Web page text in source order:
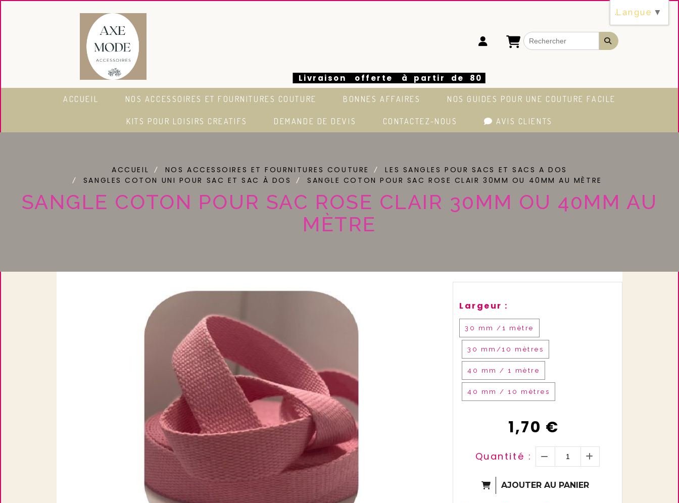
Livraison offerte à partir de 80
euros en France
ACCUEIL NOS ACCESSOIRES ET FOURNITURES COUTURE BONNES AFFAIRES NOS GUIDES POUR UNE COUTURE FACILE
KITS POUR LOISIRS CREATIFS DEMANDE DE DEVIS CONTACTEZ-NOUS AVIS CLIENTS
ACCUEIL NOS ACCESSOIRES ET FOURNITURES COUTURE
LES SANGLES POUR SACS ET SACS A DOS
SANGLES COTON UNI POUR SAC ET SAC À DOS
SANGLE COTON POUR SAC ROSE CLAIR 30MM OU 40MM AU MÈTRE
SANGLE COTON POUR SAC ROSE CLAIR 30MM OU 40MM AU
MÈTRE
Largeur :
30 mm /1 mètre
30 mm/10 mètres
40 mm / 1 mètre
40 mm / 10 mètres
1,70 €
Quantité :
AJOUTER AU PANIER
Langue ▼
Panneau de gestion des cookies